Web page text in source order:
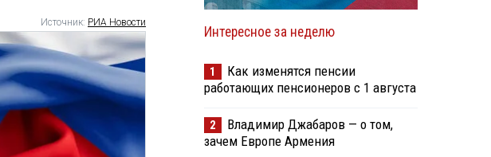
Источник: РИА Новости
Интересное за неделю
1
Как изменятся пенсии
работающих пенсионеров с 1 августа
2
Владимир Джабаров — о том,
зачем Европе Армения